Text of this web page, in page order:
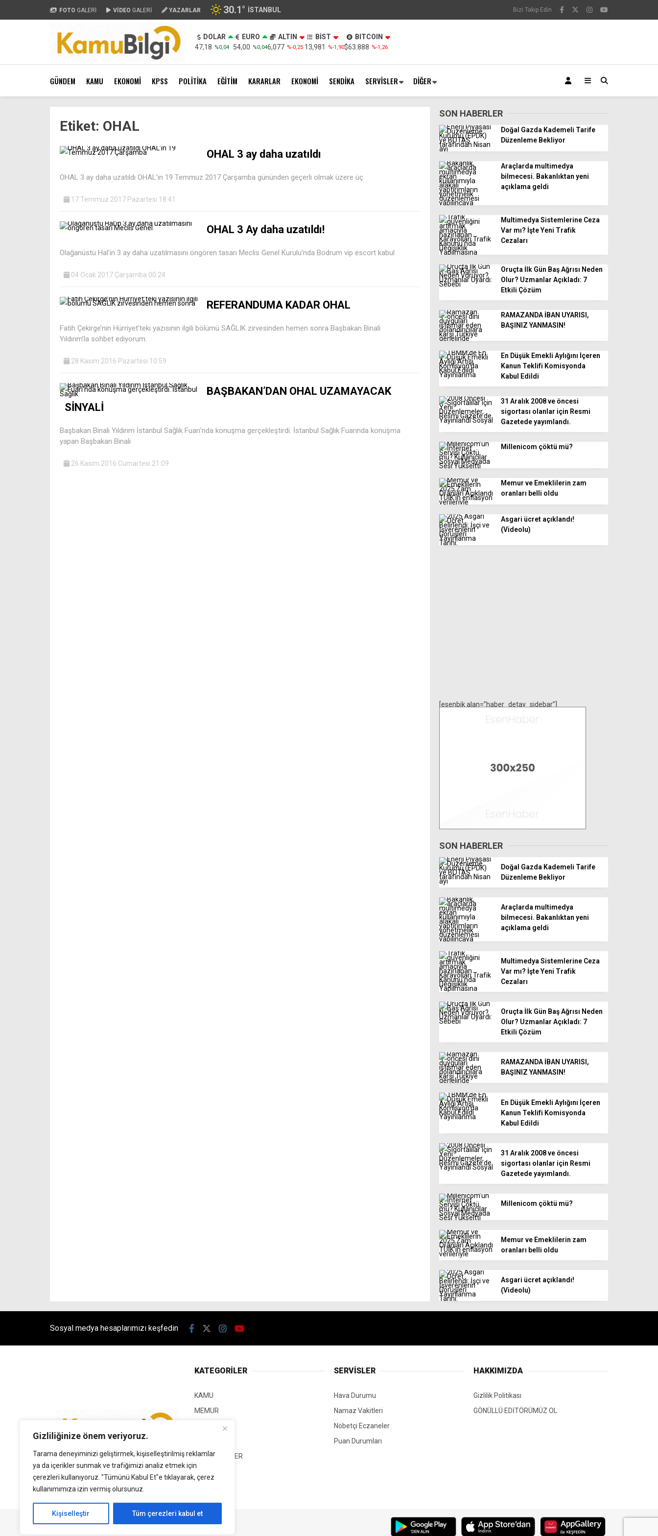
Gizliliğinize önem veriyoruz.
Tarama deneyiminizi geliştirmek, kişiselleştirilmiş reklamlar
ya da içerikler sunmak ve trafiğimizi analiz etmek için
çerezleri kullanıyoruz. "Tümünü Kabul Et"e tıklayarak, çerez
kullanımımıza izin vermiş olursunuz.
Kişiselleştir Tüm çerezleri kabul et
FOTO GALERİ VİDEO GALERİ YAZARLAR 30.1° İSTANBUL Bizi Takip Edin
DOLAR
47,18 %0,04
EURO
54,00 %0,04
ALTIN
6,077 %-0,25
BİST
13,981
%-1,90
BITCOIN
$63.888 %-1,26
GÜNDEM KAMU EKONOMİ KPSS POLİTİKA EĞİTİM KARARLAR EKONOMİ SENDİKA SERVİSLER DİĞER
Etiket: OHAL
OHAL 3 ay daha uzatıldı
OHAL 3 ay daha uzatıldı OHAL’in 19 Temmuz 2017 Çarşamba gününden geçerli olmak üzere üç
17 Temmuz 2017 Pazartesi 18:41
OHAL 3 Ay daha uzatıldı!
Olağanüstü Hal’in 3 ay daha uzatılmasını öngören tasarı Meclis Genel Kurulu’nda Bodrum vip escort kabul
04 Ocak 2017 Çarşamba 00:24
REFERANDUMA KADAR OHAL
Fatih Çekirge’nin Hürriyet’teki yazısının ilgili bölümü SAĞLIK zirvesinden hemen sonra Başbakan Binali
Yıldırım’la sohbet ediyorum.
28 Kasım 2016 Pazartesi 10:59
BAŞBAKAN’DAN OHAL UZAMAYACAK
SİNYALİ
Başbakan Binali Yıldırım İstanbul Sağlık Fuarı’nda konuşma gerçekleştirdi. İstanbul Sağlık Fuarında konuşma
yapan Başbakan Binali
26 Kasım 2016 Cumartesi 21:09
SON HABERLER
Doğal Gazda Kademeli Tarife
Düzenleme Bekliyor
Araçlarda multimedya
bilmecesi. Bakanlıktan yeni
açıklama geldi
Multimedya Sistemlerine Ceza
Var mı? İşte Yeni Trafik
Cezaları
Oruçta İlk Gün Baş Ağrısı Neden
Olur? Uzmanlar Açıkladı: 7
Etkili Çözüm
RAMAZANDA İBAN UYARISI,
BAŞINIZ YANMASIN!
En Düşük Emekli Aylığını İçeren
Kanun Teklifi Komisyonda
Kabul Edildi
31 Aralık 2008 ve öncesi
sigortası olanlar için Resmi
Gazetede yayımlandı.
Millenicom çöktü mü?
Memur ve Emeklilerin zam
oranları belli oldu
Asgari ücret açıklandı!
(Videolu)
[esenbik alan=”haber_detay_sidebar”]
SON HABERLER
Doğal Gazda Kademeli Tarife
Düzenleme Bekliyor
Araçlarda multimedya
bilmecesi. Bakanlıktan yeni
açıklama geldi
Multimedya Sistemlerine Ceza
Var mı? İşte Yeni Trafik
Cezaları
Oruçta İlk Gün Baş Ağrısı Neden
Olur? Uzmanlar Açıkladı: 7
Etkili Çözüm
RAMAZANDA İBAN UYARISI,
BAŞINIZ YANMASIN!
En Düşük Emekli Aylığını İçeren
Kanun Teklifi Komisyonda
Kabul Edildi
31 Aralık 2008 ve öncesi
sigortası olanlar için Resmi
Gazetede yayımlandı.
Millenicom çöktü mü?
Memur ve Emeklilerin zam
oranları belli oldu
Asgari ücret açıklandı!
(Videolu)
Sosyal medya hesaplarımızı keşfedin
KATEGORİLER
KAMU
MEMUR
GÜNCEL HABER
SERVİSLER
Hava Durumu
Namaz Vakitleri
Nöbetçi Eczaneler
Puan Durumları
HAKKIMIZDA
Gizlilik Politikası
GÖNÜLLÜ EDİTÖRÜMÜZ OL
Tüm Hakları Saklıdır. | Kamubilgi.com | 2026